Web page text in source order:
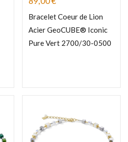
Bracelet Coeur de Lion
Acier GeoCUBE® Iconic
Pure Vert 2700/30-0500